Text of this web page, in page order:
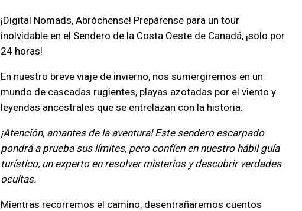
¡Digital Nomads, Abróchense! Prepárense para un tour
inolvidable en el Sendero de la Costa Oeste de Canadá, ¡solo por
24 horas!
En nuestro breve viaje de invierno, nos sumergiremos en un
mundo de cascadas rugientes, playas azotadas por el viento y
leyendas ancestrales que se entrelazan con la historia.
¡Atención, amantes de la aventura! Este sendero escarpado
pondrá a prueba sus límites, pero confíen en nuestro hábil guía
turístico, un experto en resolver misterios y descubrir verdades
ocultas.
Mientras recorremos el camino, desentrañaremos cuentos